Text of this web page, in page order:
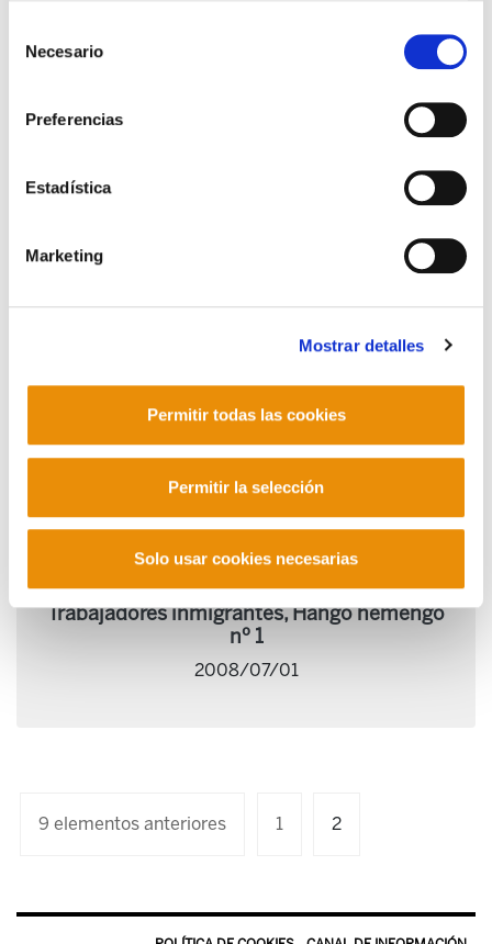
Necesario
Preferencias
Estadística
Marketing
Mostrar detalles
Permitir todas las cookies
Permitir la selección
Solo usar cookies necesarias
Trabajadores inmigrantes, Hango hemengo
nº 1
2008/07/01
9 elementos anteriores 1 2